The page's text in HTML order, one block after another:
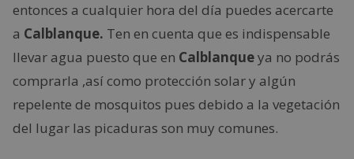
entonces a cualquier hora del día puedes acercarte
a Calblanque. Ten en cuenta que es indispensable
llevar agua puesto que en Calblanqueya no podrás
comprarla ,así como protección solar y algún
repelente de mosquitos pues debido a la vegetación
del lugar las picaduras son muy comunes.